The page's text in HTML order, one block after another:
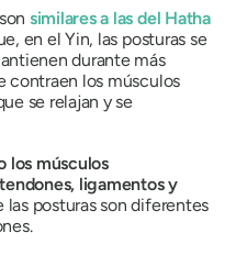
son similares a las del Hatha
en el Yin, las posturas se
durante más
contraen los músculos
se relajan y se
los músculos
ligamentos y
las posturas son diferentes